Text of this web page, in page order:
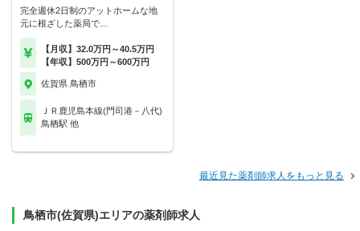
完全週休2日制のアットホームな地
元に根ざした薬局で…
【月収】32.0万円～40.5万円
【年収】500万円～600万円
佐賀県 鳥栖市
ＪＲ鹿児島本線(門司港－八代)
鳥栖駅 他
最近見た薬剤師求人をもっと見る
鳥栖市(佐賀県)エリアの薬剤師求人